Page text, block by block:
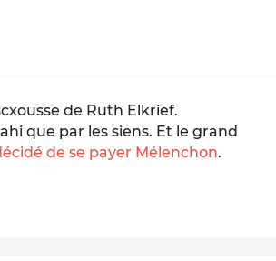
de Ruth Elkrief.
que par les siens. Et le grand
de se payer Mélenchon.